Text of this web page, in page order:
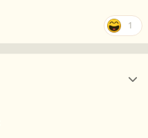
1